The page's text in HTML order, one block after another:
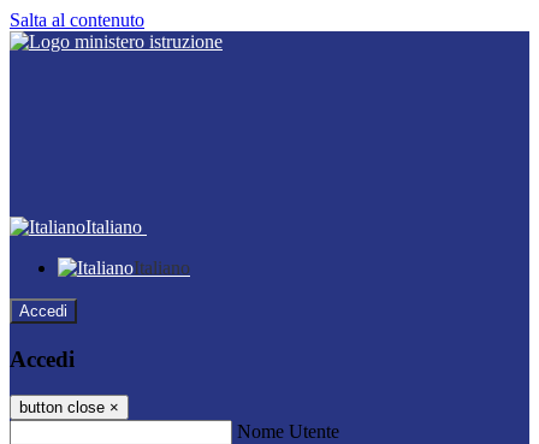
Salta al contenuto
Italiano
Italiano
Accedi
Accedi
button close ×
Nome Utente